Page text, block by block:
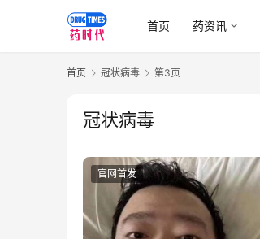
首页 药资讯
首页 冠状病毒 第3页
冠状病毒
官网首发